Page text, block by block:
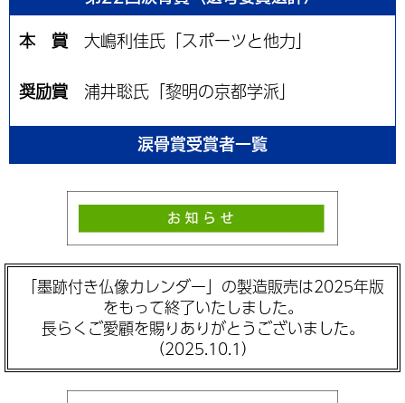
本 賞 大嶋利佳氏「スポーツと他力」
奨励賞 浦井聡氏「黎明の京都学派」
涙骨賞受賞者一覧
「墨跡付き仏像カレンダー」の製造販売は2025年版
をもって終了いたしました。
長らくご愛顧を賜りありがとうございました。
（2025.10.1）